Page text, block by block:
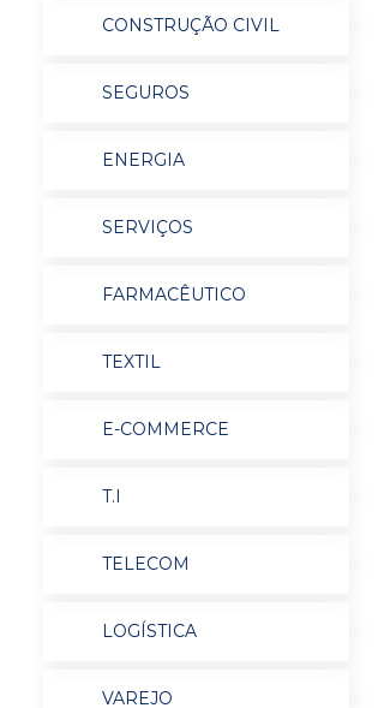
CONSTRUÇÃO CIVIL
SEGUROS
ENERGIA
SERVIÇOS
FARMACÊUTICO
TEXTIL
E-COMMERCE
T.I
TELECOM
LOGÍSTICA
VAREJO